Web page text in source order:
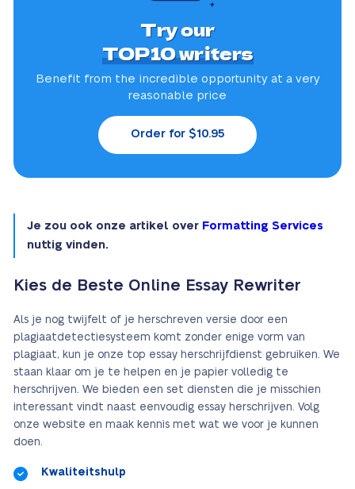
Try our
TOP10 writers
Benefit from the incredible opportunity at a very
reasonable price
Order for $10.95
Je zou ook onze artikel over Formatting Services
nuttig vinden.
Kies de Beste Online Essay Rewriter
Als je nog twijfelt of je herschreven versie door een
plagiaatdetectiesysteem komt zonder enige vorm van
plagiaat, kun je onze top essay herschrijfdienst gebruiken. We
staan klaar om je te helpen en je papier volledig te
herschrijven. We bieden een set diensten die je misschien
interessant vindt naast eenvoudig essay herschrijven. Volg
onze website en maak kennis met wat we voor je kunnen
doen.
Kwaliteitshulp